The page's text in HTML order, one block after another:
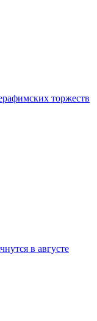
торжеств
в августе